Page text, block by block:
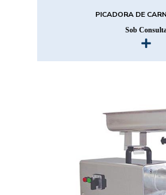
PICADORA DE
Sob